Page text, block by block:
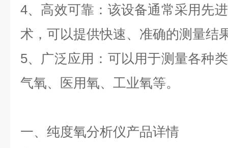
4、高效可靠：该设备通常采用先
术，可以提供快速、准确的测量结
5、广泛应用：可以用于测量各种
气氧、医用氧、工业氧等。
一、纯度氧分析仪产品详情